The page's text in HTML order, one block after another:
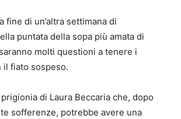
fine di un’altra settimana di
puntata della sopa più amata di
molti questioni a tenere i
fiato sospeso.
di Laura Beccaria che, dopo
sofferenze, potrebbe avere una